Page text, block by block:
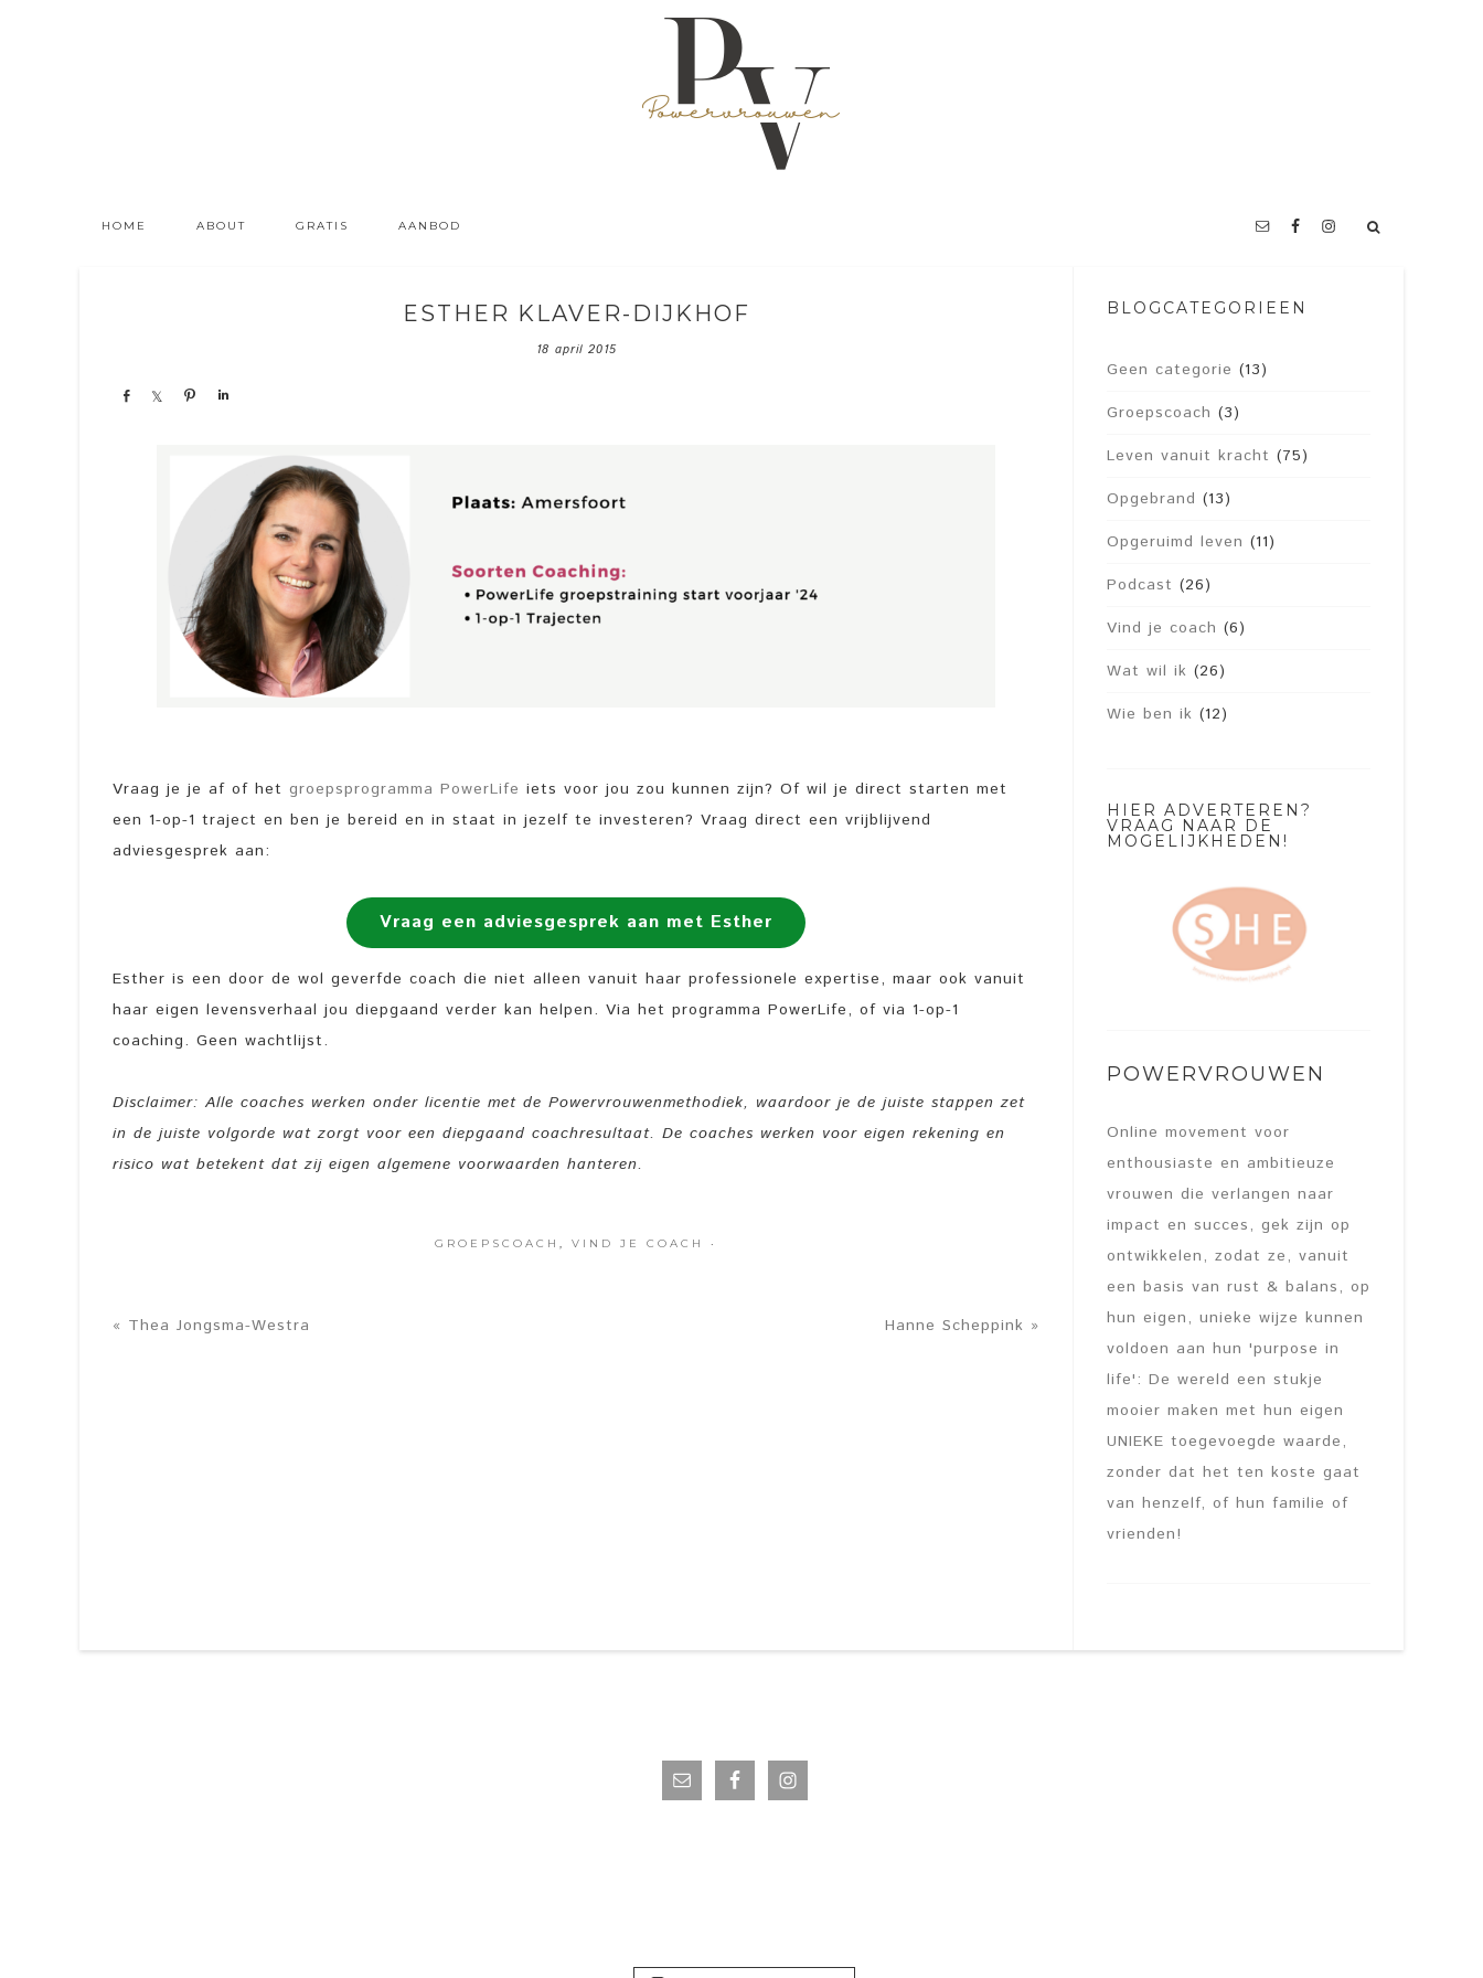
HOME ABOUT GRATIS AANBOD
ESTHER KLAVER-DIJKHOF
18 april 2015
Share Share Pin
Vraag je je af of het groepsprogramma PowerLife iets voor jou zou kunnen zijn? Of wil je direct starten met
een 1-op-1 traject en ben je bereid en in staat in jezelf te investeren? Vraag direct een vrijblijvend
adviesgesprek aan:
Vraag een adviesgesprek aan met Esther
Esther is een door de wol geverfde coach die niet alleen vanuit haar professionele expertise, maar ook vanuit
haar eigen levensverhaal jou diepgaand verder kan helpen. Via het programma PowerLife, of via 1-op-1
coaching. Geen wachtlijst.
Disclaimer: Alle coaches werken onder licentie met de Powervrouwenmethodiek, waardoor je de juiste stappen zet
in de juiste volgorde wat zorgt voor een diepgaand coachresultaat. De coaches werken voor eigen rekening en
risico wat betekent dat zij eigen algemene voorwaarden hanteren.
GROEPSCOACH VIND JE COACH ·
« Thea Jongsma-Westra Hanne Scheppink »
BLOGCATEGORIEËN
Geen categorie (13)
Groepscoach (3)
Leven vanuit kracht (75)
Opgebrand (13)
Opgeruimd leven (11)
Podcast (26)
Vind je coach (6)
Wat wil ik (26)
Wie ben ik (12)
HIER ADVERTEREN?
VRAAG NAAR DE
MOGELIJKHEDEN!
POWERVROUWEN
Online movement voor
enthousiaste en ambitieuze
vrouwen die verlangen naar
impact en succes, gek zijn op
ontwikkelen, zodat ze, vanuit
een basis van rust & balans, op
hun eigen, unieke wijze kunnen
voldoen aan hun 'purpose in
life': De wereld een stukje
mooier maken met hun eigen
UNIEKE toegevoegde waarde,
zonder dat het ten koste gaat
van henzelf, of hun familie of
vrienden!